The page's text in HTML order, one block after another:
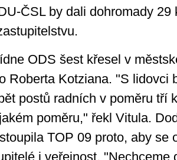
ČSL by dali dohromady 29
ODS šest křesel v
Roberta Kotziana. "S lidovci
postů radních v poměru tří
poměru," řekl Vitula.
TOP 09 proto, aby se
i veřejnost. "Nechceme